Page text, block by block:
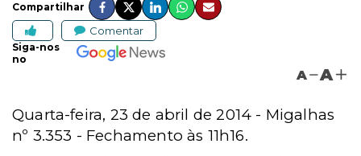
Compartilhar
Comentar
Siga-nos
no
A A
Quarta-feira, 23 de abril de 2014 - Migalhas
nº 3.353 - Fechamento às 11h16.